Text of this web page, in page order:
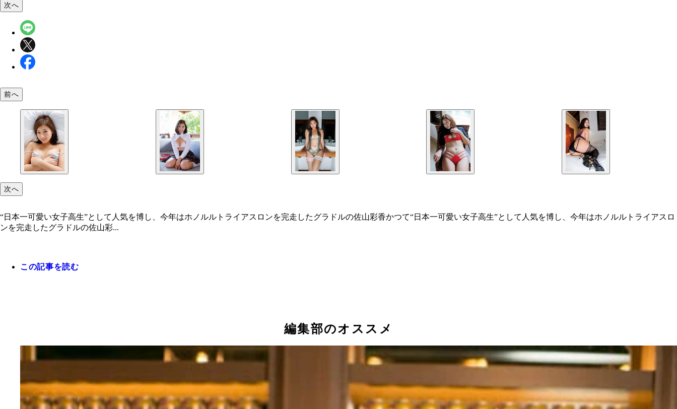
次へ
前へ
次へ
“日本一可愛い女子高生”として人気を博し、今年はホノルルトライアスロンを完走したグラドルの佐山彩香かつて“日本一可愛い女子高生”として人気を博し、今年はホノルルトライアスロ
ンを完走したグラドルの佐山彩...
この記事を読む
編集部のオススメ